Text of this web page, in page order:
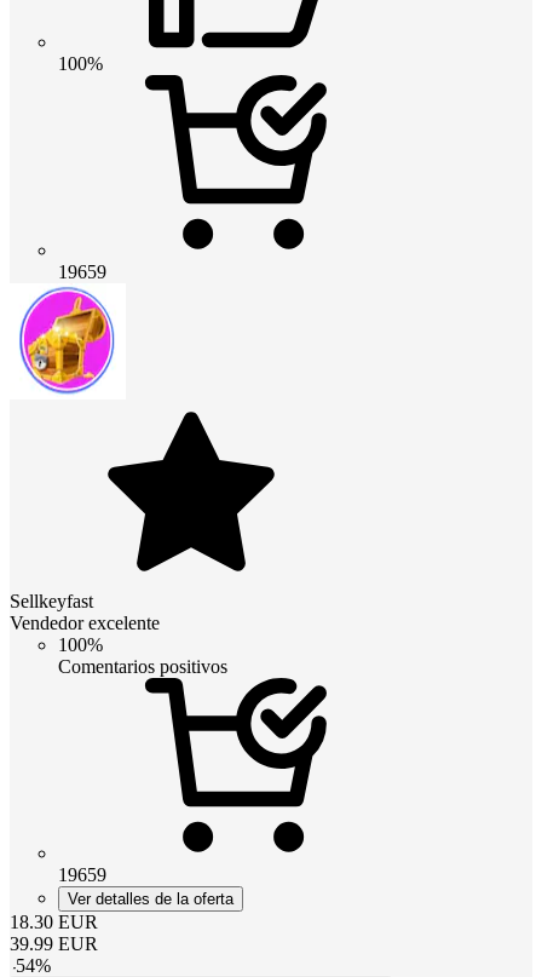
100%
19659
Sellkeyfast
Vendedor excelente
100%
Comentarios positivos
19659
Ver detalles de la oferta
18.30 EUR
39.99 EUR
-54%